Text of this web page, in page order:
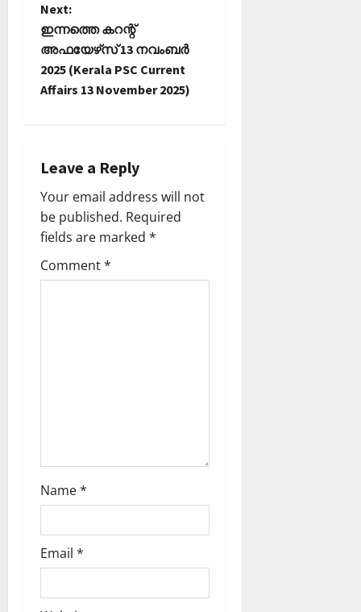
t
n
a
g
a
t
i
Next:
ഇന്നത്തെ കറന്റ്
അഫയേഴ്‌സ് 13 നവംബർ
2025 (Kerala PSC Current
Affairs 13 November 2025)
Leave a Reply
Your email address will not
be published. Required
fields are marked *
Comment*
Name*
Email *